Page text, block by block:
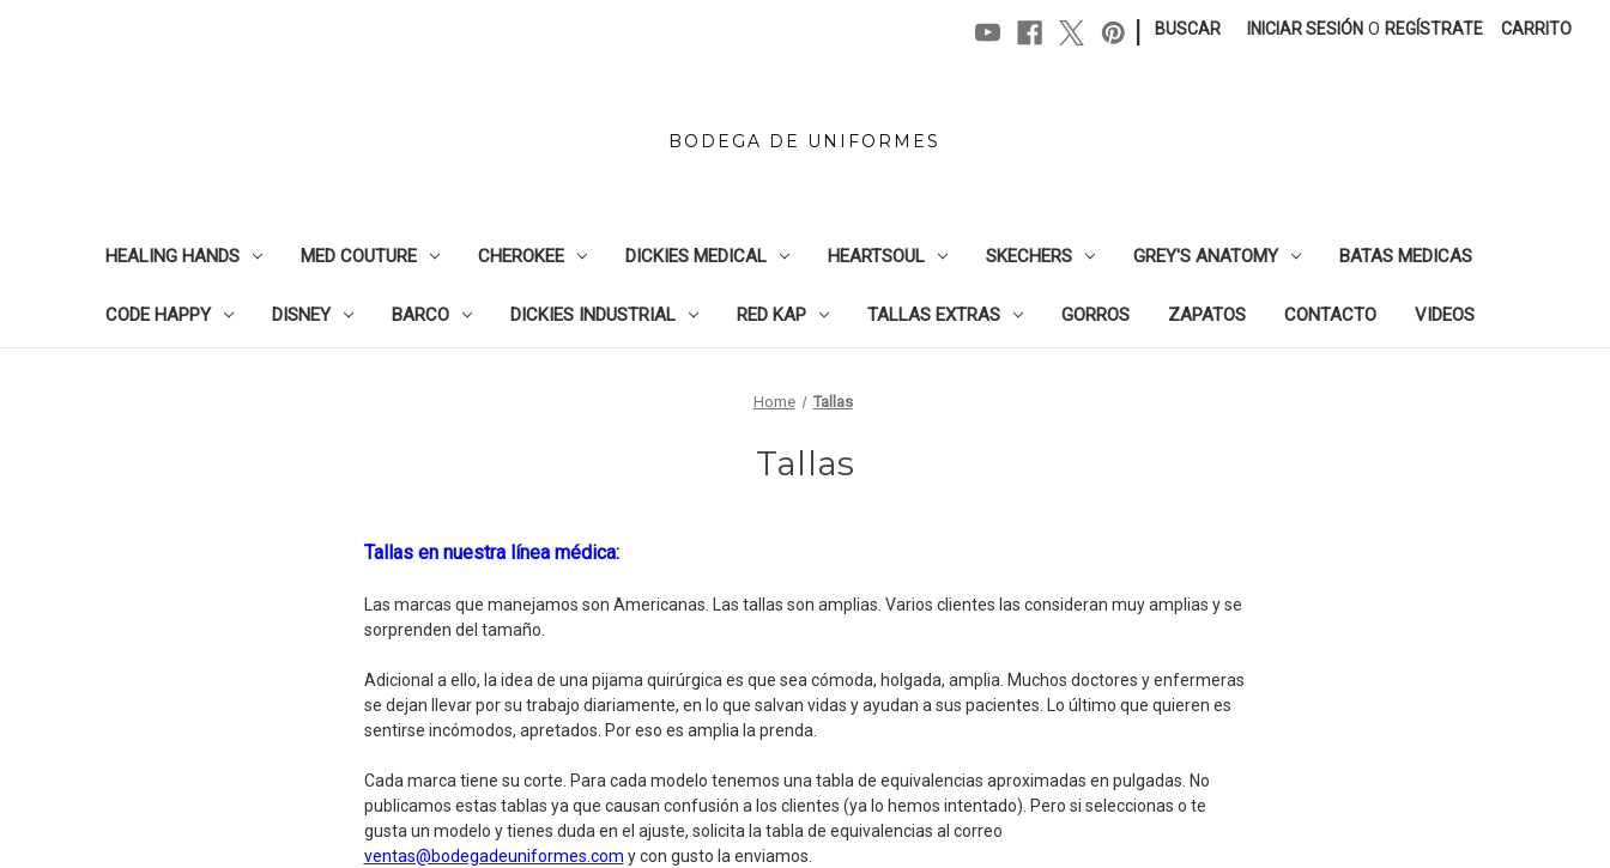
BUSCAR INICIAR SESIÓN O REGÍSTRATE CARRITO
BODEGA DE UNIFORMES
HEALING HANDS MED COUTURE CHEROKEE DICKIES MEDICAL HEARTSOUL SKECHERS GREY'S ANATOMY BATAS MEDICAS
CODE HAPPY DISNEY BARCO DICKIES INDUSTRIAL RED KAP TALLAS EXTRAS GORROS ZAPATOS CONTACTO VIDEOS
Home Tallas
Tallas
Tallas en nuestra línea médica:
Las marcas que manejamos son Americanas. Las tallas son amplias. Varios clientes las consideran muy amplias y se
sorprenden del tamaño.
Adicional a ello, la idea de una pijama quirúrgica es que sea cómoda, holgada, amplia. Muchos doctores y enfermeras
se dejan llevar por su trabajo diariamente, en lo que salvan vidas y ayudan a sus pacientes. Lo último que quieren es
sentirse incómodos, apretados. Por eso es amplia la prenda.
Cada marca tiene su corte. Para cada modelo tenemos una tabla de equivalencias aproximadas en pulgadas. No
publicamos estas tablas ya que causan confusión a los clientes (ya lo hemos intentado). Pero si seleccionas o te
gusta un modelo y tienes duda en el ajuste, solicita la tabla de equivalencias al correo
ventas@bodegadeuniformes.com y con gusto la enviamos.